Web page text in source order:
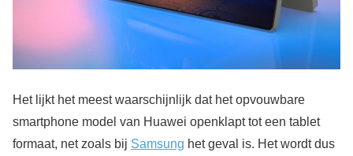
Het lijkt het meest waarschijnlijk dat het opvouwbare
smartphone model van Huawei openklapt tot een tablet
formaat, net zoals bij Samsung het geval is. Het wordt dus